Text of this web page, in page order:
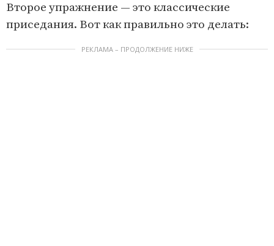
Второе упражнение — это классические
приседания. Вот как правильно это делать:
РЕКЛАМА – ПРОДОЛЖЕНИЕ НИЖЕ